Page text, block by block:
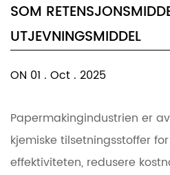
SOM
UTJEVNINGSMIDDEL
ON 01 . Oct . 2025
Papermakingindustrien er
kjemiske tilsetningsstoffer
effektiviteten, redusere